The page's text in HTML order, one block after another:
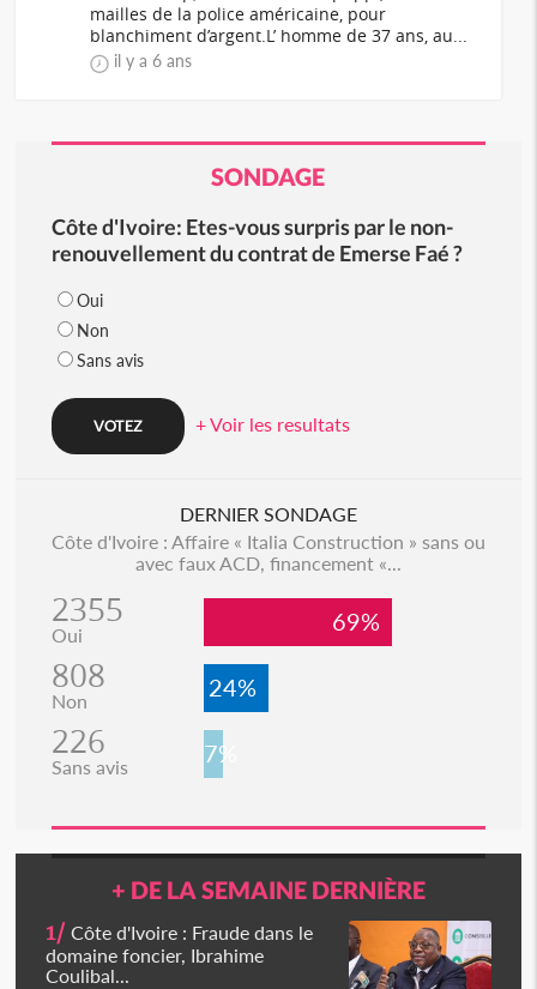
mailles de la police américaine, pour
blanchiment d’argent.L’ homme de 37 ans, au...
il y a 6 ans
SONDAGE
Côte d'Ivoire: Etes-vous surpris par le non-
renouvellement du contrat de Emerse Faé ?
Oui
Non
Sans avis
+ Voir les resultats
DERNIER SONDAGE
Côte d'Ivoire : Affaire « Italia Construction » sans ou
avec faux ACD, financement «...
2355
Oui 69%
808
Non 24%
226
Sans avis 7%
+ DE LA SEMAINE DERNIÈRE
1/ Côte d'Ivoire : Fraude dans le
domaine foncier, Ibrahime
Coulibal...